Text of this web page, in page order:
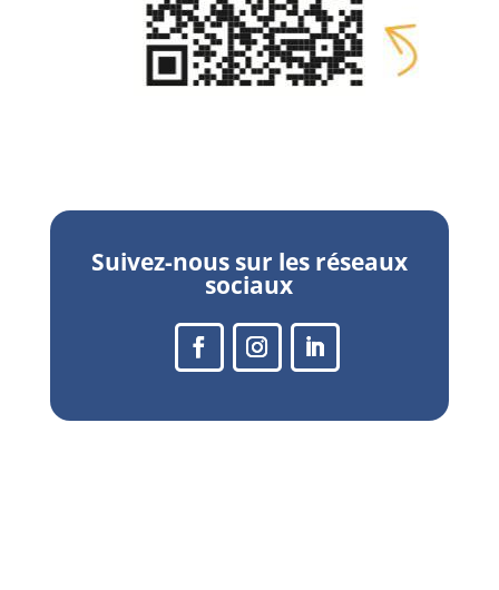
Suivez-nous sur les réseaux
sociaux